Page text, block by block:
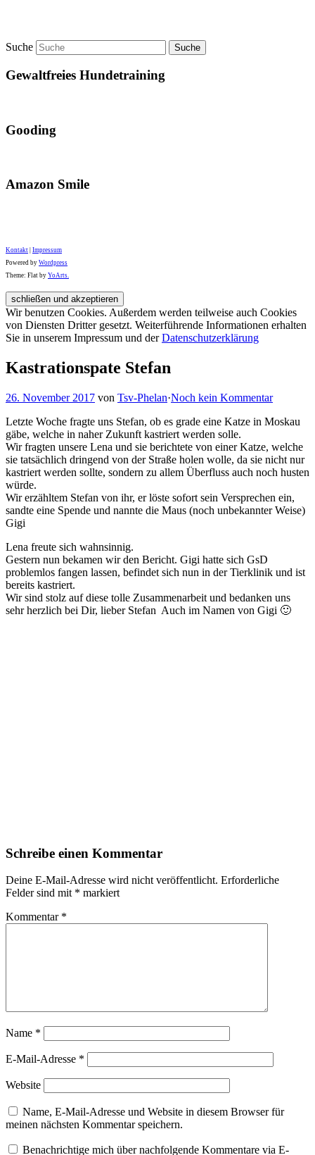
Suche
Gewaltfreies Hundetraining
Gooding
Amazon Smile
Kontakt Impressum
Powered by Wordpress
Theme: Flat by YoArts.
Wir benutzen Cookies. Außerdem werden teilweise auch Cookies
von Diensten Dritter gesetzt. Weiterführende Informationen erhalten
Sie in unserem Impressum und derDatenschutzerklärung
Kastrationspate Stefan
26. November 2017 von Tsv-Phelan·Noch kein Kommentar
Letzte Woche fragte uns Stefan, ob es grade eine Katze in Moskau
gäbe, welche in naher Zukunft kastriert werden solle.
Wir fragten unsere Lena und sie berichtete von einer Katze, welche
sie tatsächlich dringend von der Straße holen wolle, da sie nicht nur
kastriert werden sollte, sondern zu allem Überfluss auch noch husten
würde.
Wir erzähltem Stefan von ihr, er löste sofort sein Versprechen ein,
sandte eine Spende und nannte die Maus (noch unbekannter Weise)
Gigi
Lena freute sich wahnsinnig.
Gestern nun bekamen wir den Bericht. Gigi hatte sich GsD
problemlos fangen lassen, befindet sich nun in der Tierklinik und ist
bereits kastriert.
Wir sind stolz auf diese tolle Zusammenarbeit und bedanken uns
sehr herzlich bei Dir, lieber Stefan Auch im Namen von Gigi 🙂
Schreibe einen Kommentar
Deine E-Mail-Adresse wird nicht veröffentlicht. Erforderliche
Felder sind mit * markiert
Kommentar *
Name *
E-Mail-Adresse *
Website
Name, E-Mail-Adresse und Website in diesem Browser für
meinen nächsten Kommentar speichern.
Benachrichtige mich über nachfolgende Kommentare via E-